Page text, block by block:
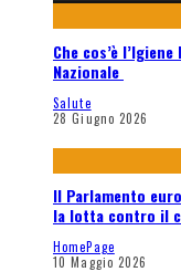
Che cos’è
Nazionale
Salute
28 Giugno 2026
Il Parlamento
la lotta contro il
HomePage
10 Maggio 2026